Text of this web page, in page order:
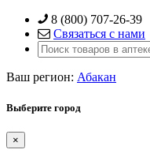
Skip
content
8 (800) 707-26-39
Связаться с нами
Ваш регион: Абакан
Выберите город
×